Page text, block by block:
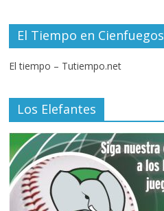
El Tiempo en Cienfuegos
El tiempo – Tutiempo.net
Los Elefantes